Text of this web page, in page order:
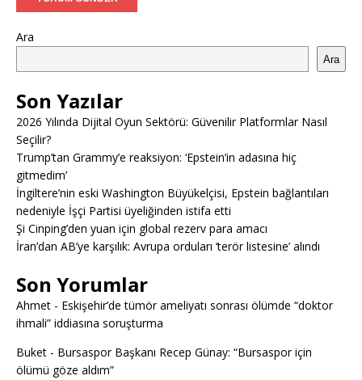
Ara
Ara
Son Yazılar
2026 Yılında Dijital Oyun Sektörü: Güvenilir Platformlar Nasıl
Seçilir?
Trump’tan Grammy’e reaksiyon: ‘Epstein’in adasına hiç
gitmedim’
İngiltere’nin eski Washington Büyükelçisi, Epstein bağlantıları
nedeniyle İşçi Partisi üyeliğinden istifa etti
Şi Cinping’den yuan için global rezerv para amacı
İran’dan AB’ye karşılık: Avrupa orduları ‘terör listesine’ alındı
Son Yorumlar
Ahmet - Eskişehir’de tümör ameliyatı sonrası ölümde “doktor
ihmali” iddiasına soruşturma
Buket - Bursaspor Başkanı Recep Günay: “Bursaspor için
ölümü göze aldım”